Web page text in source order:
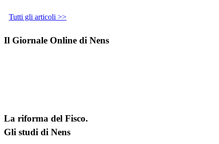
Tutti gli articoli >>
Il Giornale Online di Nens
La riforma del Fisco.
Gli studi di Nens